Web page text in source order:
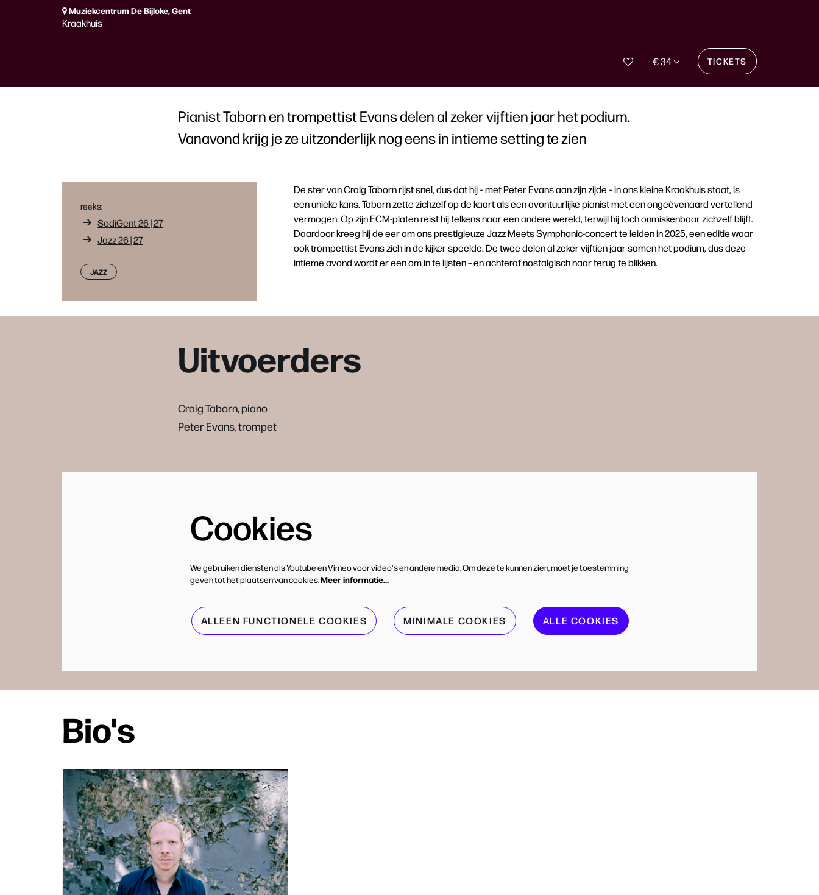
Muziekcentrum De Bijloke, Gent
Kraakhuis
€ 34 TICKETS
Pianist Taborn en trompettist Evans delen al zeker vijftien jaar het podium.
Vanavond krijg je ze uitzonderlijk nog eens in intieme setting te zien
De ster van Craig Taborn rijst snel, dus dat hij – met Peter Evans aan zijn zijde – in ons kleine Kraakhuis staat, is
een unieke kans. Taborn zette zichzelf op de kaart als een avontuurlijke pianist met een ongeëvenaard vertellend
vermogen. Op zijn ECM-platen reist hij telkens naar een andere wereld, terwijl hij toch onmiskenbaar zichzelf blijft.
Daardoor kreeg hij de eer om ons prestigieuze Jazz Meets Symphonic-concert te leiden in 2025, een editie waar
ook trompettist Evans zich in de kijker speelde. De twee delen al zeker vijftien jaar samen het podium, dus deze
intieme avond wordt er een om in te lijsten – en achteraf nostalgisch naar terug te blikken.
reeks:
SodiGent 26 | 27
Jazz 26 | 27
JAZZ
Uitvoerders
Craig Taborn, piano
Peter Evans, trompet
Cookies
We gebruiken diensten als Youtube en Vimeo voor video's en andere media. Om deze te kunnen zien, moet je toestemming
geven tot het plaatsen van cookies.Meer informatie…
ALLEEN FUNCTIONELE COOKIES MINIMALE COOKIES ALLE COOKIES
Bio's